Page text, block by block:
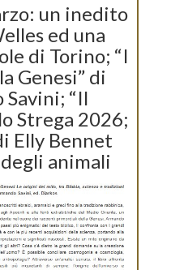
un inedito
ed una
di Torino; “I
Genesi” di
Savini; “Il
Strega 2026;
Elly Bennet
animali